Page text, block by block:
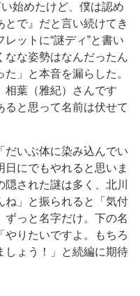
い始めたけど、僕は認め
とで』だと言い続けてき
ットに“謎ディ”と書い
なな姿勢はなんだったん
」と本音を漏らした。
相葉（雅紀）さんです
ると思って名前は伏せて
いぶ体に染み込んでい
日にでもやれると思いま
された謎は多く、北川
ね」と振られると「気付
っと名字だけ。下の名
りたいですよ。もちろ
しょう！」と続編に期待